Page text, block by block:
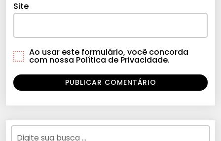
Site
Ao usar este formulário, você concorda
com nossa Política de Privacidade.